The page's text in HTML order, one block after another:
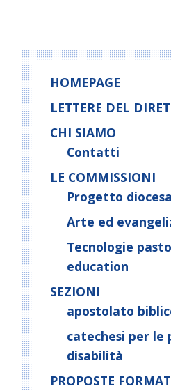
che
chiedono
battesimo
o
il
HOMEPAGE
LETTERE DEL
CHI SIAMO
Contatti
LE COMMISSIONI
Progetto
Arte ed
Tecnologie
education
SEZIONI
apostolato
catechesi per le
disabilità
PROPOSTE